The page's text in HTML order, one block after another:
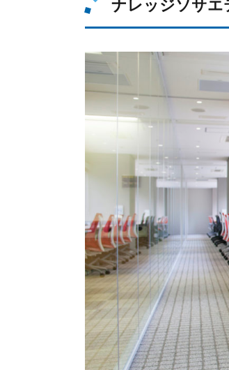
ナレッジソサエ